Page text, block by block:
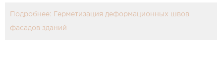
Подробнее: Герметизация деформационных швов
фасадов зданий